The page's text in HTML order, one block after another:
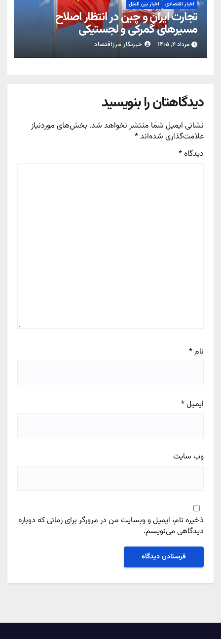
اخبار اقتصادی اخبار بین الملل
تجارت ایران و چین در انتظار اصلاح
مسیرهای گمرکی و لجستیکی
مرداد ۴, ۱۴۰۵ خبرنگار مرزاقتصاد
دیدگاهتان را بنویسید
نشانی ایمیل شما منتشر نخواهد شد. بخش‌های موردنیاز
علامت‌گذاری شده‌اند*
دیدگاه*
نام*
ایمیل*
وب‌ سایت
ذخیره نام، ایمیل و وبسایت من در مرورگر برای زمانی که دوباره
دیدگاهی می‌نویسم.